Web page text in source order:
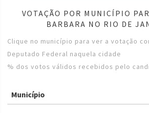
VOTAÇÃO POR MUNICÍPIO
BARBARA NO RIO DE
Clique no município para ver a votação
Deputado Federal naquela cidade
% dos votos válidos recebidos pelo
Município